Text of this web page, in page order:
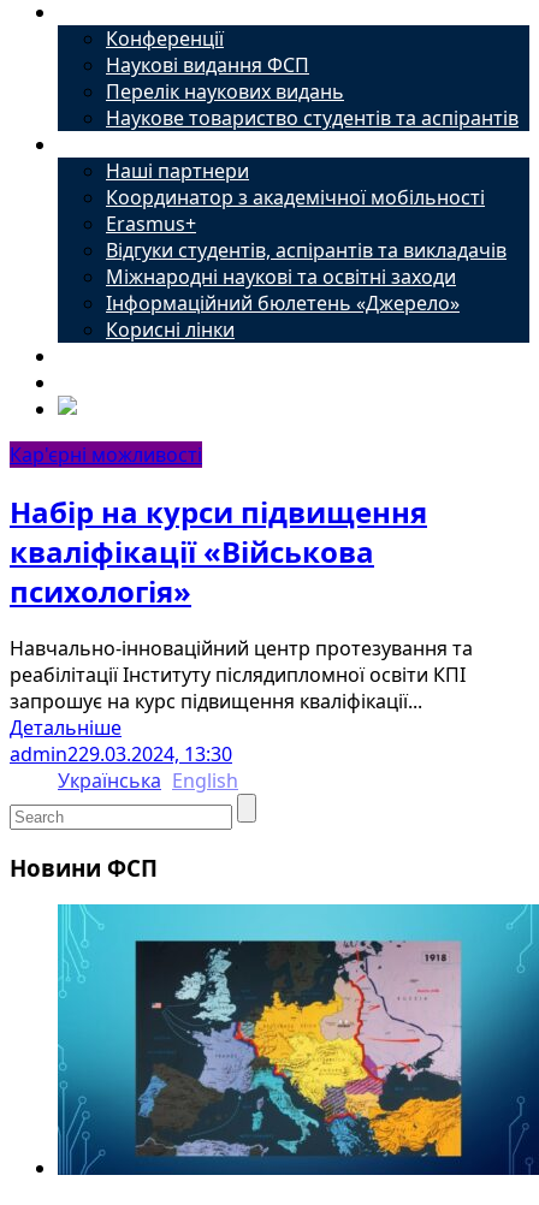
Конференції
Наукові видання ФСП
Перелік наукових видань
Наукове товариство студентів та аспірантів
Наші партнери
Координатор з академічної мобільності
Erasmus+
Відгуки студентів, аспірантів та викладачів
Міжнародні наукові та освітні заходи
Інформаційний бюлетень «Джерело»
Корисні лінки
Кар'єрні можливості
Набір на курси підвищення
кваліфікації «Військова
психологія»
Навчально-інноваційний центр протезування та
реабілітації Інституту післядипломної освіти КПІ
запрошує на курс підвищення кваліфікації...
Детальніше
admin229.03.2024, 13:30
Українська English
Новини ФСП